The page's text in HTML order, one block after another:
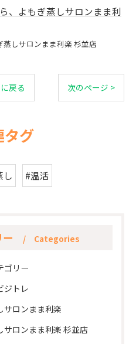
、よもぎ蒸しサロンまま利
蒸しサロンまま利楽 杉並店
戻る 次のページ >
タグ
し #温活
Categories
ゴリー
ジトレ
サロンまま利楽
サロンまま利楽 杉並店